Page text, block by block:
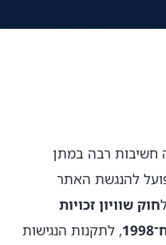
חשיבות רבה במתן
להנגשת האתר
חוק שוויון זכויות
, לתקנות הנגישות